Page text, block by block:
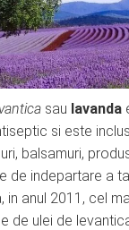
sau lavanda
si este
balsamuri,
de indepartare a
in anul 2011, cel
de ulei de